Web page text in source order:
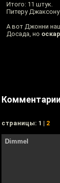
Итого: 11 штук.
Питеру
А вот Джонни
Досада, но
Комментарии
cтраницы: 1 | 2
Dimmel